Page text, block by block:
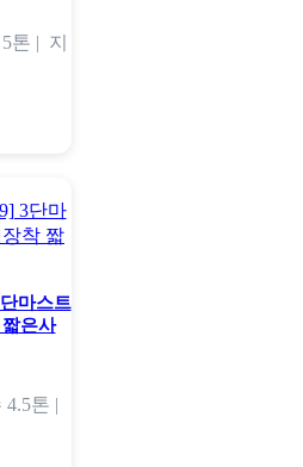
5톤 | 지
마스트
은사
4.5톤 |